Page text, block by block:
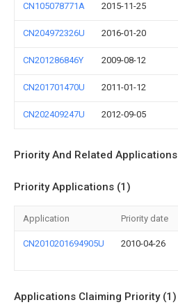
CN105078771A 2015-11-25
CN204972326U 2016-01-20
CN201286846Y 2009-08-12
CN201701470U 2011-01-12
CN202409247U 2012-09-05
Priority And Related Applications
Priority Applications (1)
Application Priority date
CN2010201694905U 2010-04-26
Applications Claiming Priority (1)